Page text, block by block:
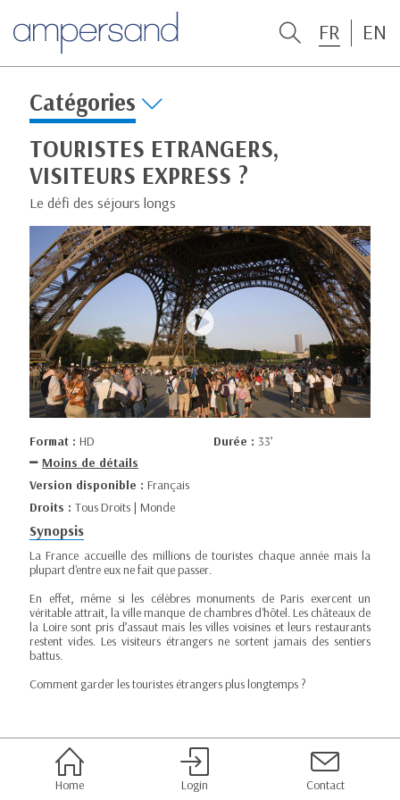
FR EN
Catégories
TOURISTES ETRANGERS,
VISITEURS EXPRESS ?
Le défi des séjours longs
Format : HD Durée : 33’
Moins de détails
Version disponible : Français
Droits : Tous Droits | Monde
Synopsis
La France accueille des millions de touristes chaque année mais la
plupart d'entre eux ne fait que passer.
En effet, même si les célèbres monuments de Paris exercent un
véritable attrait, la ville manque de chambres d'hôtel. Les châteaux de
la Loire sont pris d’assaut mais les villes voisines et leurs restaurants
restent vides. Les visiteurs étrangers ne sortent jamais des sentiers
battus.
Comment garder les touristes étrangers plus longtemps ?
Home Login Contact